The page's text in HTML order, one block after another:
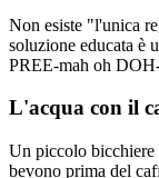
Non esiste "l'unica
soluzione educata è
PREE-mah oh
L'acqua con il
Un piccolo bicchiere
bevono prima del